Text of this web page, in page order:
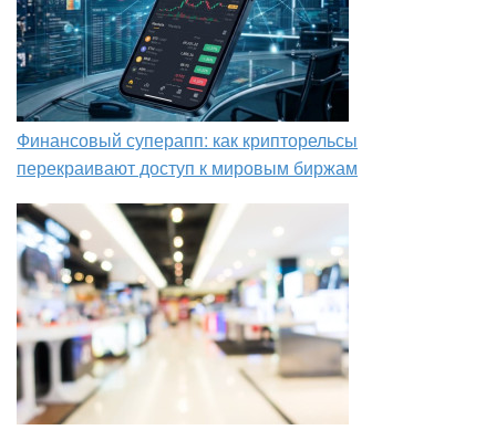
Финансовый суперапп: как крипторельсы
перекраивают доступ к мировым биржам